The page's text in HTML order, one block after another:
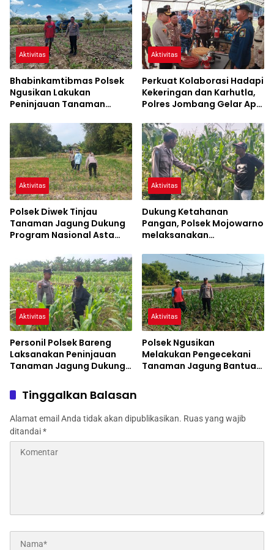
Aktivitas
Bhabinkamtibmas Polsek
Ngusikan Lakukan
Peninjauan Tanaman
Mendukung Ketahanan
Pangan
Aktivitas
Perkuat Kolaborasi Hadapi
Kekeringan dan Karhutla,
Polres Jombang Gelar Apel
Aktivitas
Polsek Diwek Tinjau
Tanaman Jagung Dukung
Program Nasional Asta
Aktivitas
Dukung Ketahanan
Pangan, Polsek Mojowarno
melaksanakan
Jagung
Aktivitas
Personil Polsek Bareng
Laksanakan Peninjauan
Tanaman Jagung Dukung
Pangan
Aktivitas
Polsek Ngusikan
Melakukan Pengecekani
Tanaman Jagung Bantuan
Tinggalkan Balasan
Alamat email Anda tidak akan dipublikasikan. Ruas yang wajib
ditandai*